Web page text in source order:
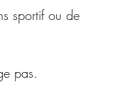
sportif ou de
pas.